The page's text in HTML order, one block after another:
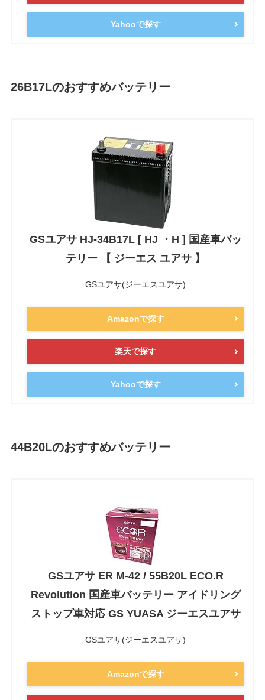
Yahooで探す
26B17Lのおすすめバッテリー
GSユアサ HJ-34B17L [ HJ ・H ] 国産車バッ
テリー 【 ジーエス ユアサ 】
GSユアサ(ジーエスユアサ)
Amazonで探す
楽天で探す
Yahooで探す
44B20Lのおすすめバッテリー
GSユアサ ER M-42 / 55B20L ECO.R
Revolution 国産車バッテリー アイドリング
ストップ車対応 GS YUASA ジーエスユアサ
GSユアサ(ジーエスユアサ)
Amazonで探す